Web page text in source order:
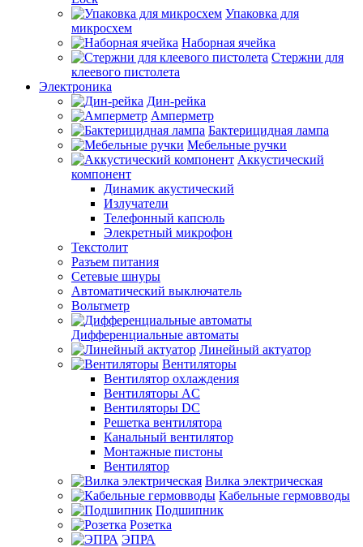
Упаковка для
микросхем
Наборная ячейка
Стержни для
клеевого пистолета
Электроника
Дин-рейка
Амперметр
Бактерицидная лампа
Мебельные ручки
Аккустический
компонент
Динамик акустический
Излучатели
Телефонный капсюль
Элекретный микрофон
Текстолит
Разъем питания
Сетевые шнуры
Автоматический выключатель
Вольтметр
Дифференциальные автоматы
Линейный актуатор
Вентиляторы
Вентилятор охлаждения
Вентиляторы AC
Вентиляторы DC
Решетка вентилятора
Канальный вентилятор
Монтажные пистоны
Вентилятор
Вилка электрическая
Кабельные гермовводы
Подшипник
Розетка
ЭПРА